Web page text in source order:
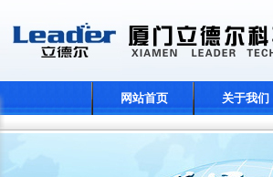
网站首页 关于我们